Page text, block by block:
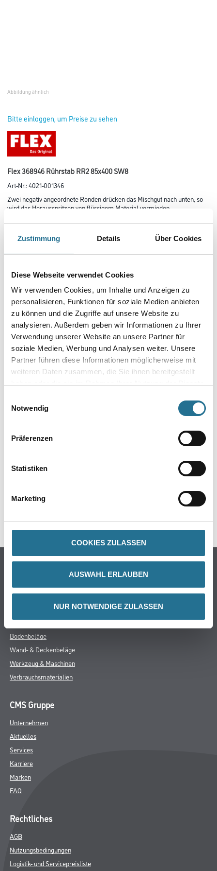
Zustimmung Details Über Cookies
Diese Webseite verwendet Cookies
Wir verwenden Cookies, um Inhalte und Anzeigen zu
personalisieren, Funktionen für soziale Medien anbieten
zu können und die Zugriffe auf unsere Website zu
analysieren. Außerdem geben wir Informationen zu Ihrer
Verwendung unserer Website an unsere Partner für
soziale Medien, Werbung und Analysen weiter. Unsere
Partner führen diese Informationen möglicherweise mit
weiteren Daten zusammen, die Sie ihnen bereitgestellt
Notwendig
Präferenzen
Statistiken
Marketing
COOKIES ZULASSEN
AUSWAHL ERLAUBEN
NUR NOTWENDIGE ZULASSEN
Abbildung ähnlich
Bitte einloggen, um Preise zu sehen
Flex 368946 Rührstab RR2 85x400 SW8
Art-Nr.:4021-001346
Zwei negativ angeordnete Ronden drücken das Mischgut nach unten, so
wird das Herausspritzen von flüssigem Material vermieden.
Lasuren, Beschichtungen, Kleister, Bitumen.
Umrechnungsfaktoren
ZUSATZINFOS
GEFAHRENHINWEISE
SPEZIFIKATIONEN
Online-Shop
WDV-Systeme
Putze- und Spachtelmassen
Bodenbeläge
Wand- & Deckenbeläge
Werkzeug & Maschinen
Verbrauchsmaterialien
CMS Gruppe
Unternehmen
Aktuelles
Services
Karriere
Marken
FAQ
Rechtliches
AGB
Nutzungsbedingungen
Logistik- und Servicepreisliste